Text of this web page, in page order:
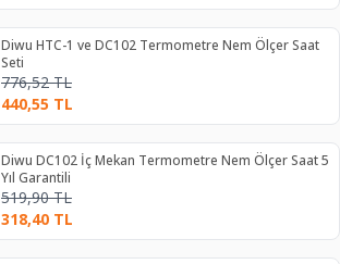
Diwu HTC-1 ve DC102 Termometre Nem Ölçer Saat
Seti
776,52TL
440,55 TL
Diwu DC102 İç Mekan Termometre Nem Ölçer Saat 5
Yıl Garantili
519,90TL
318,40 TL